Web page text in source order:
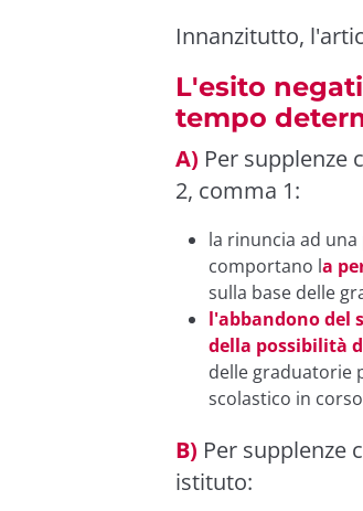
Innanzitutto,
L'esito
tempo
A) Per supplenze
2, comma 1:
la rinuncia ad
comportano la
sulla base delle
l'abbandono del
della possibilità
delle graduatorie
scolastico in corso
B) Per supplenze
istituto: